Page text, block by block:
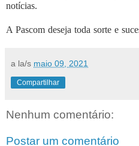
notícias.
A Pascom deseja toda sorte e
a la/s maio 09, 2021
Compartilhar
Nenhum comentário:
Postar um comentário